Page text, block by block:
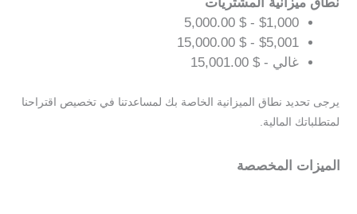
$1,000 - $ 5,000.00
$5,001 - $ 15,000.00
غالي - $ 15,001.00
يرجى تحديد نطاق الميزانية الخاصة بك لمساعدتنا في تخصيص اقتراحنا
لمتطلباتك المالية.
الميزات المخصصة